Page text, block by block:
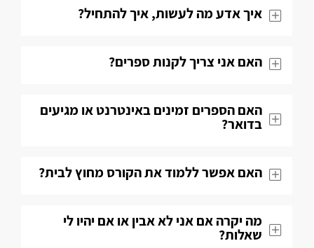
איך אדע מה לעשות, איך להתחיל?
האם אני צריך לקנות ספרים?
האם הספרים זמינים באינטרנט או מגיעים
בדואר?
האם אפשר ללמוד את הקורס מחוץ לבית?
מה יקרה אם אני לא אבין או אם יהיו לי
שאלות​?